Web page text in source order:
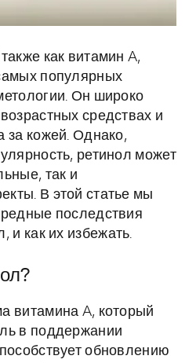
как витамин A,
популярных
Он широко
средствах и
за кожей. Однако,
ретинол может
так и
В этой статье мы
последствия
и как их избежать.
витамина A, который
в поддержании
обновлению